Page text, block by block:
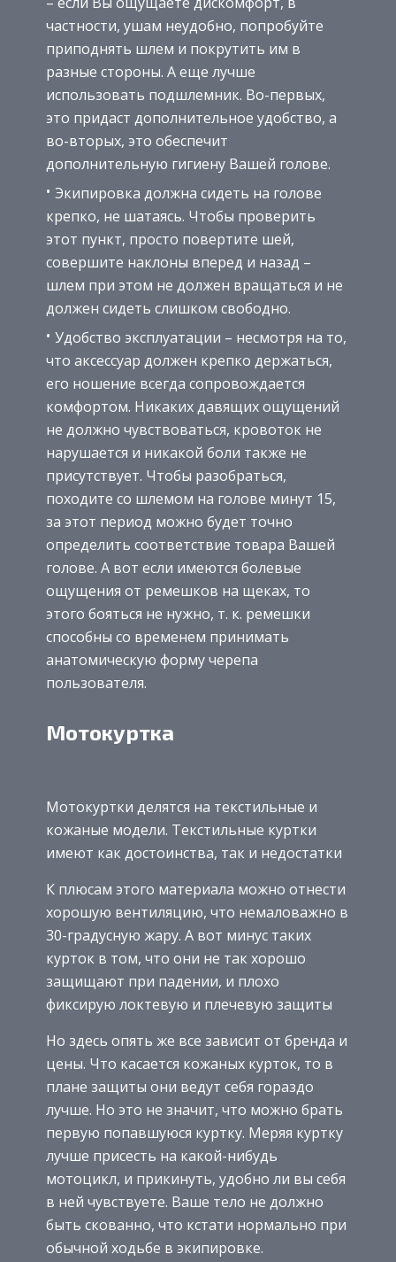
частности, ушам неудобно, попробуйте
приподнять шлем и покрутить им в
разные стороны. А еще лучше
использовать подшлемник. Во-первых,
это придаст дополнительное удобство, а
во-вторых, это обеспечит
дополнительную гигиену Вашей голове.
Экипировка должна сидеть на голове
крепко, не шатаясь. Чтобы проверить
этот пункт, просто повертите шей,
совершите наклоны вперед и назад –
шлем при этом не должен вращаться и не
должен сидеть слишком свободно.
Удобство эксплуатации – несмотря на то,
что аксессуар должен крепко держаться,
его ношение всегда сопровождается
комфортом. Никаких давящих ощущений
не должно чувствоваться, кровоток не
нарушается и никакой боли также не
присутствует. Чтобы разобраться,
походите со шлемом на голове минут 15,
за этот период можно будет точно
определить соответствие товара Вашей
голове. А вот если имеются болевые
ощущения от ремешков на щеках, то
этого бояться не нужно, т. к. ремешки
способны со временем принимать
анатомическую форму черепа
пользователя.
Мотокуртка
Мотокуртки делятся на текстильные и
кожаные модели. Текстильные куртки
имеют как достоинства, так и недостатки
К плюсам этого материала можно отнести
хорошую вентиляцию, что немаловажно в
30-градусную жару. А вот минус таких
курток в том, что они не так хорошо
защищают при падении, и плохо
фиксирую локтевую и плечевую защиты
Но здесь опять же все зависит от бренда и
цены. Что касается кожаных курток, то в
плане защиты они ведут себя гораздо
лучше. Но это не значит, что можно брать
первую попавшуюся куртку. Меряя куртку
лучше присесть на какой-нибудь
мотоцикл, и прикинуть, удобно ли вы себя
в ней чувствуете. Ваше тело не должно
быть скованно, что кстати нормально при
обычной ходьбе в экипировке.